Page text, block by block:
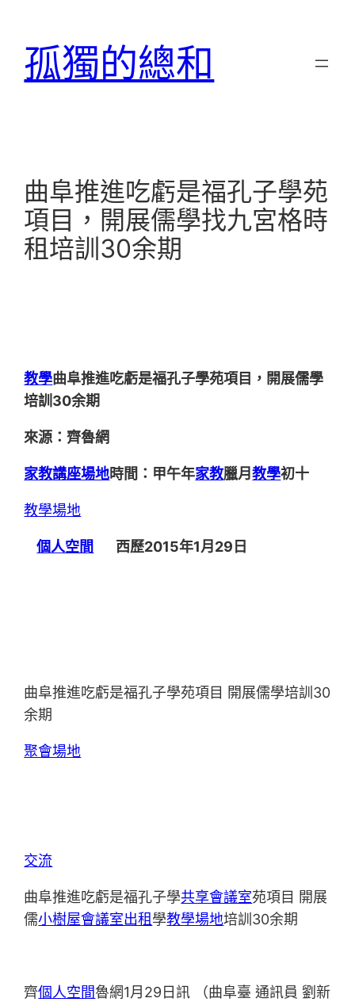
孤獨的總和
曲阜推進吃虧是福孔子學苑
項目，開展儒學找九宮格時
租培訓30余期
教學曲阜推進吃虧是福孔子學苑項目，開展儒學
培訓30余期
來源：齊魯網
家教講座場地時間：甲午年家教臘月教學初十
教學場地
個人空間 西歷2015年1月29日
曲阜推進吃虧是福孔子學苑項目 開展儒學培訓30
余期
聚會場地
交流
曲阜推進吃虧是福孔子學共享會議室苑項目 開展
儒小樹屋會議室出租學教學場地培訓30余期
齊個人空間魯網1月29日訊 （曲阜臺 通訊員 劉新